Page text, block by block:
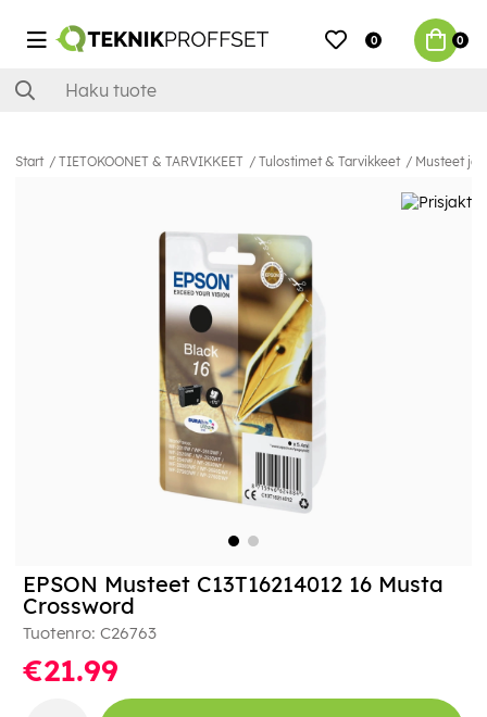
0 0
Start TIETOKOONET & TARVIKKEET Tulostimet & Tarvikkeet Musteet ja
EPSON Musteet C13T16214012 16 Musta
Crossword
Tuotenro: C26763
€21.99